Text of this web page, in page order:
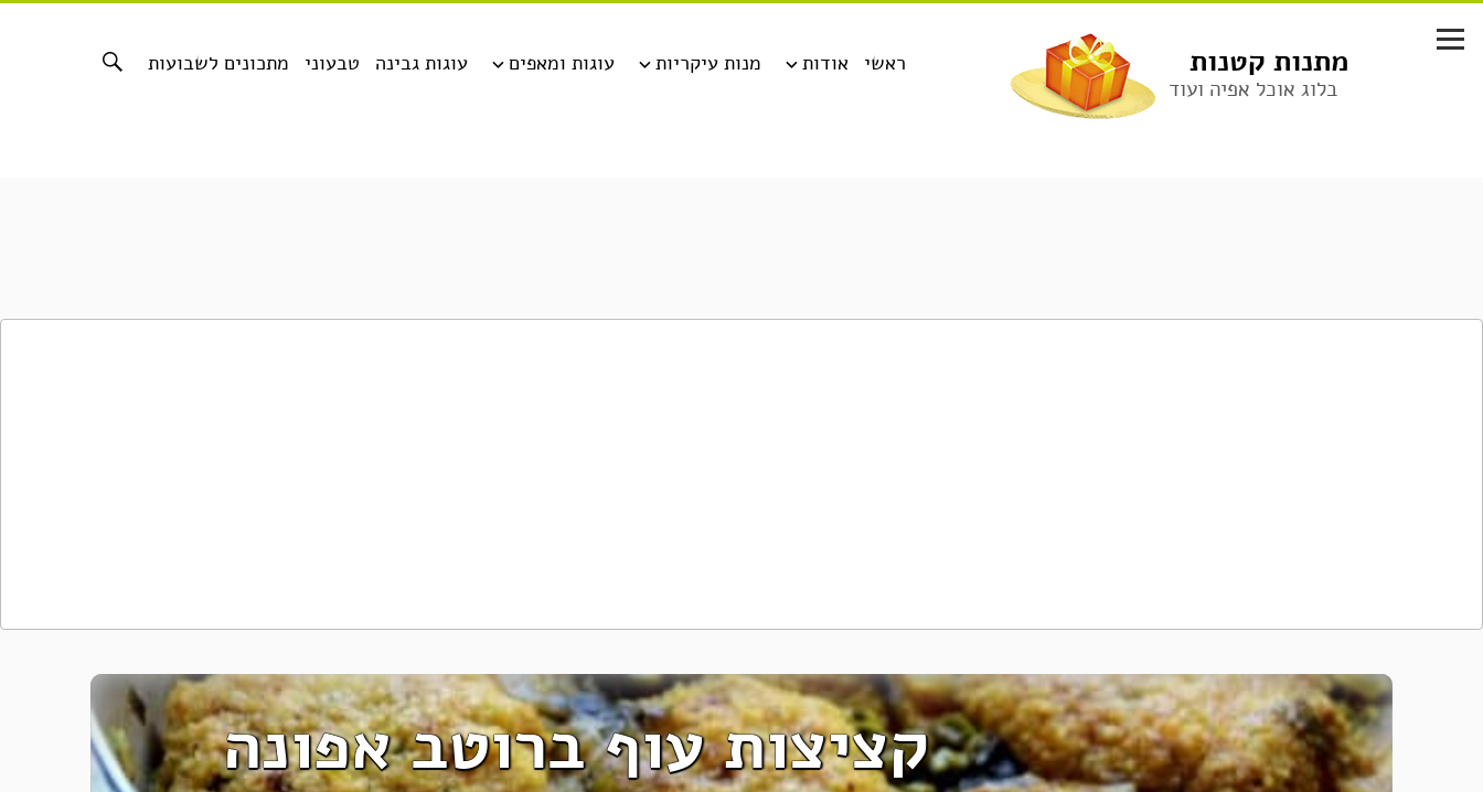
לתוכן
מתנות קטנות
בלוג אוכל אפיה ועוד
מתכונים לשבועות טבעוני עוגות גבינה עוגות ומאפים מנות עיקריות אודות ראשי
קציצות עוף ברוטב אפונה